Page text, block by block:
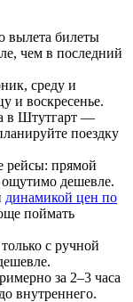
вылета билеты
чем в последний
среду и
и воскресенье.
в Штутгарт —
поездку
рейсы: прямой
ощутимо дешевле.
динамикой цен по
поймать
с ручной
за 2–3 часа
внутреннего.